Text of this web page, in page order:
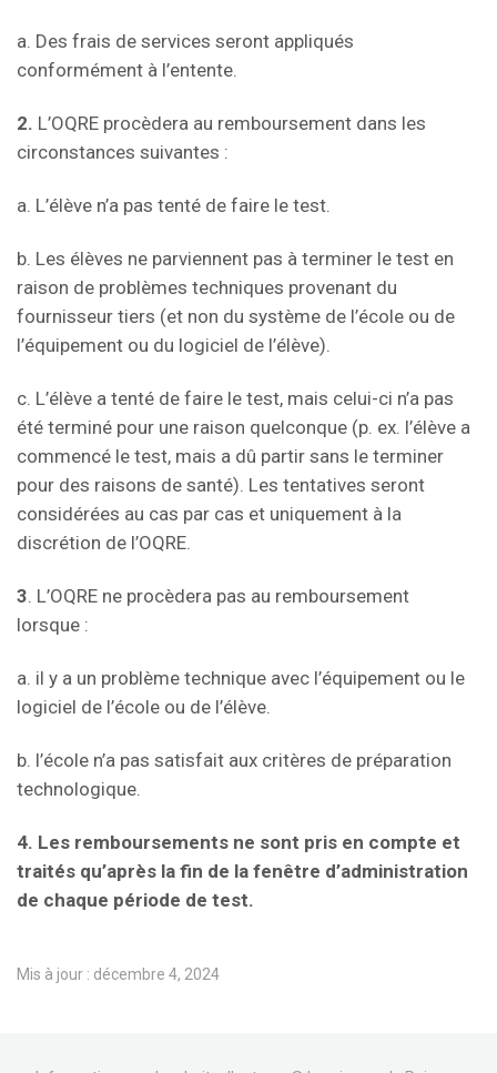
a. Des frais de services seront appliqués
conformément à l’entente.
2. L’OQRE procèdera au remboursement dans les
circonstances suivantes :
a. L’élève n’a pas tenté de faire le test.
b. Les élèves ne parviennent pas à terminer le test en
raison de problèmes techniques provenant du
fournisseur tiers (et non du système de l’école ou de
l’équipement ou du logiciel de l’élève).
c. L’élève a tenté de faire le test, mais celui-ci n’a pas
été terminé pour une raison quelconque (p. ex. l’élève a
commencé le test, mais a dû partir sans le terminer
pour des raisons de santé). Les tentatives seront
considérées au cas par cas et uniquement à la
discrétion de l’OQRE.
3 . L’OQRE ne procèdera pas au remboursement
lorsque :
a. il y a un problème technique avec l’équipement ou le
logiciel de l’école ou de l’élève.
b. l’école n’a pas satisfait aux critères de préparation
technologique.
4. Les remboursements ne sont pris en compte et
traités qu’après la fin de la fenêtre d’administration
de chaque période de test.
Mis à jour : décembre 4, 2024